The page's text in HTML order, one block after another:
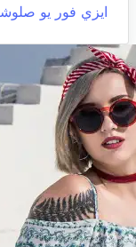
ايزي فور يو